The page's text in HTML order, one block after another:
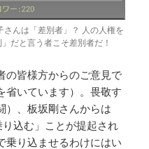
んは「差別者」？ 人の人権を
だと言う者こそ差別者だ！
の皆様方からのご意見で
省いています）。畏敬す
）、板坂剛さんからは
込む」ことが提起され
乗り込ませるわけにはい